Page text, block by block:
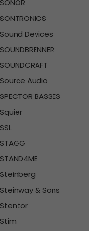
SONOR
SONTRONICS
Sound Devices
SOUNDBRENNER
SOUNDCRAFT
Source Audio
SPECTOR BASSES
Squier
SSL
STAGG
STAND4ME
Steinberg
Steinway & Sons
Stentor
Stim